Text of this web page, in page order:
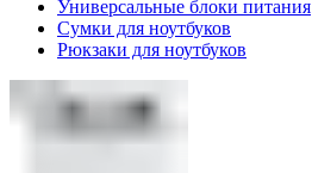
Универсальные блоки питания
Сумки для ноутбуков
Рюкзаки для ноутбуков